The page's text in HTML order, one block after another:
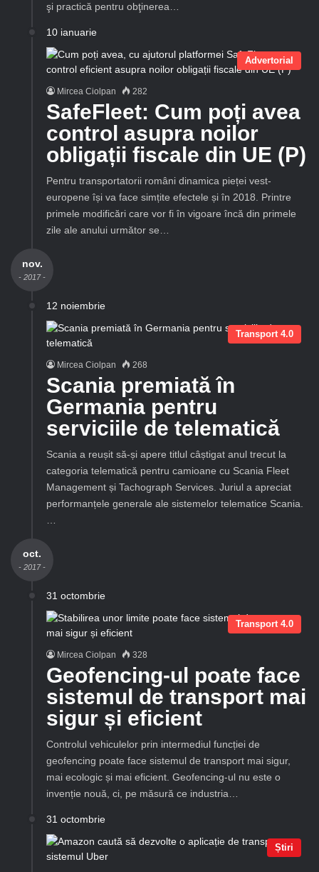
şi practică pentru obţinerea…
10 ianuarie
Advertorial
Mircea Ciolpan 282
SafeFleet: Cum poți avea
control asupra noilor
obligații fiscale din UE (P)
Pentru transportatorii români dinamica pieței vest-
europene își va face simțite efectele și în 2018. Printre
primele modificări care vor fi în vigoare încă din primele
zile ale anului următor se…
nov.
- 2017 -
12 noiembrie
Transport 4.0
Mircea Ciolpan 268
Scania premiată în
Germania pentru
serviciile de telematică
Scania a reușit să-și apere titlul câștigat anul trecut la
categoria telematică pentru camioane cu Scania Fleet
Management și Tachograph Services. Juriul a apreciat
performanțele generale ale sistemelor telematice Scania.
oct.
- 2017 -
31 octombrie
Transport 4.0
Mircea Ciolpan 328
Geofencing-ul poate face
sistemul de transport mai
sigur și eficient
Controlul vehiculelor prin intermediul funcției de
geofencing poate face sistemul de transport mai sigur,
mai ecologic și mai eficient. Geofencing-ul nu este o
invenție nouă, ci, pe măsură ce industria…
31 octombrie
Știri